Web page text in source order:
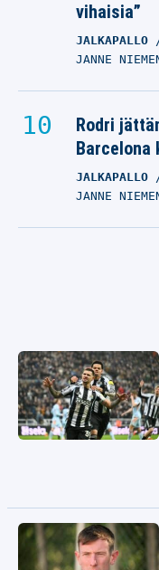
vihaisia”
JALKAPALLO
JANNE
Rodri
Barcelona
JALKAPALLO
JANNE